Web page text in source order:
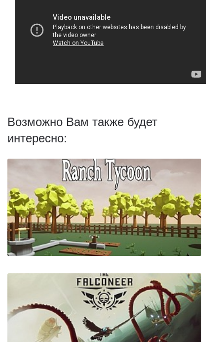
Возможно Вам также будет
интересно: